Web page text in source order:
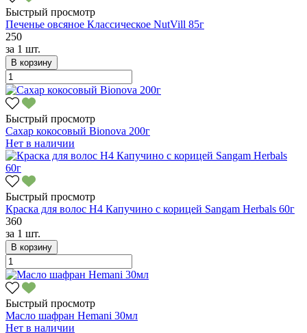
Быстрый просмотр
Печенье овсяное Классическое NutVill 85г
250
за 1 шт.
В корзину
Быстрый просмотр
Сахар кокосовый Bionova 200г
Нет в наличии
Быстрый просмотр
Краска для волос Н4 Капучино с корицей Sangam Herbals 60г
360
за 1 шт.
В корзину
Быстрый просмотр
Масло шафран Hemani 30мл
Нет в наличии